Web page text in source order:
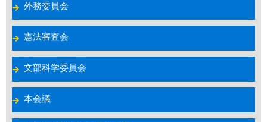
外務委員会
憲法審査会
文部科学委員会
本会議